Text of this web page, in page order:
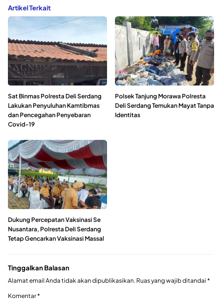
Artikel Terkait
Sat Binmas Polresta Deli Serdang
Lakukan Penyuluhan Kamtibmas
dan Pencegahan Penyebaran
Covid-19
Polsek Tanjung Morawa Polresta
Deli Serdang Temukan Mayat Tanpa
Identitas
Dukung Percepatan Vaksinasi Se
Nusantara, Polresta Deli Serdang
Tetap Gencarkan Vaksinasi Massal
Tinggalkan Balasan
Alamat email Anda tidak akan dipublikasikan. Ruas yang wajib ditandai *
Komentar*